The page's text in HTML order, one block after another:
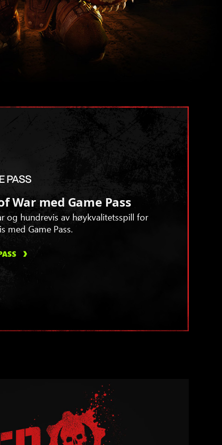
War med Game Pass
og hundrevis av høykvalitetsspill for
med Game Pass.